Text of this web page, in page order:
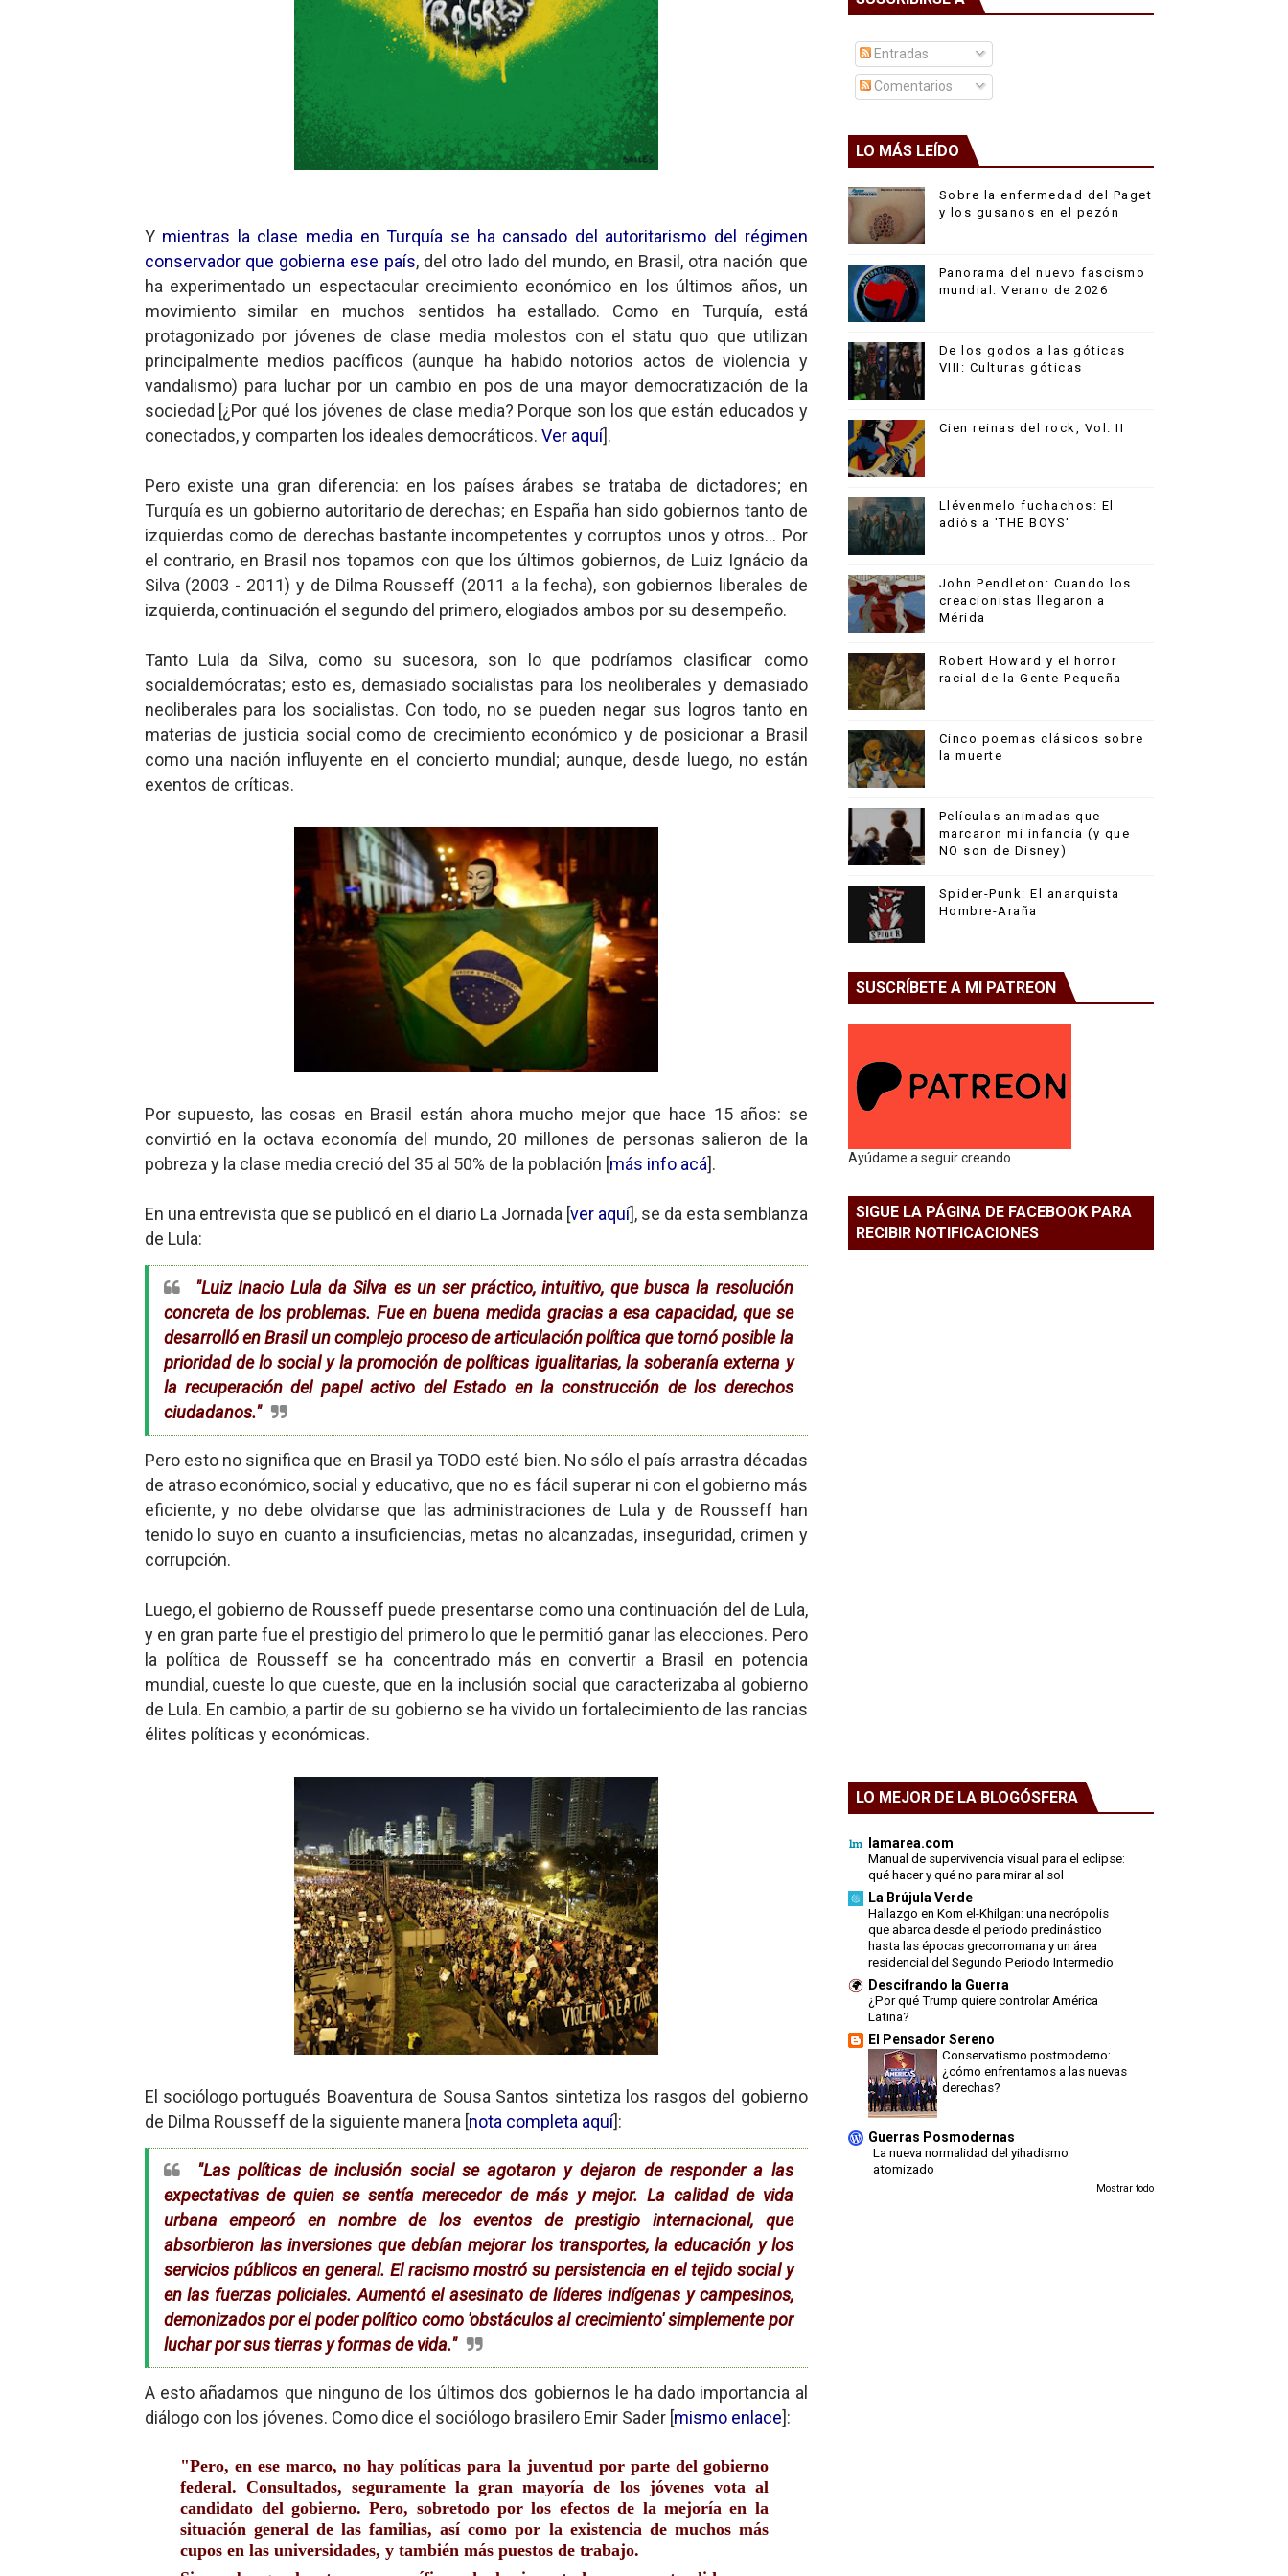
Gentile: Lo que debes entender sobre el fascismo
Definiendo: ¿Qué es el fascismo?
Panorama del nuevo fascismo mundial: Verano de 2026
Llévenmelo fuchachos: El adiós a 'THE BOYS'
Y mientras la clase media en Turquía se ha cansado del autoritarismo del régimen
conservador que gobierna ese país, del otro lado del mundo, en Brasil, otra nación que
ha experimentado un espectacular crecimiento económico en los últimos años, un
movimiento similar en muchos sentidos ha estallado. Como en Turquía, está
protagonizado por jóvenes de clase media molestos con el statu quo que utilizan
principalmente medios pacíficos (aunque ha habido notorios actos de violencia y
vandalismo) para luchar por un cambio en pos de una mayor democratización de la
sociedad [¿Por qué los jóvenes de clase media? Porque son los que están educados y
conectados, y comparten los ideales democráticos. Ver aquí].
Pero existe una gran diferencia: en los países árabes se trataba de dictadores; en
Turquía es un gobierno autoritario de derechas; en España han sido gobiernos tanto de
izquierdas como de derechas bastante incompetentes y corruptos unos y otros... Por
el contrario, en Brasil nos topamos con que los últimos gobiernos, de Luiz Ignácio da
Silva (2003 - 2011) y de Dilma Rousseff (2011 a la fecha), son gobiernos liberales de
izquierda, continuación el segundo del primero, elogiados ambos por su desempeño.
Tanto Lula da Silva, como su sucesora, son lo que podríamos clasificar como
socialdemócratas; esto es, demasiado socialistas para los neoliberales y demasiado
neoliberales para los socialistas. Con todo, no se pueden negar sus logros tanto en
materias de justicia social como de crecimiento económico y de posicionar a Brasil
como una nación influyente en el concierto mundial; aunque, desde luego, no están
exentos de críticas.
Por supuesto, las cosas en Brasil están ahora mucho mejor que hace 15 años: se
convirtió en la octava economía del mundo, 20 millones de personas salieron de la
pobreza y la clase media creció del 35 al 50% de la población [más info acá].
En una entrevista que se publicó en el diario La Jornada [ver aquí], se da esta semblanza
de Lula:
"Luiz Inacio Lula da Silva es un ser práctico, intuitivo, que busca la resolución
concreta de los problemas. Fue en buena medida gracias a esa capacidad, que se
desarrolló en Brasil un complejo proceso de articulación política que tornó posible la
prioridad de lo social y la promoción de políticas igualitarias, la soberanía externa y
la recuperación del papel activo del Estado en la construcción de los derechos
ciudadanos."
Pero esto no significa que en Brasil ya TODO esté bien. No sólo el país arrastra décadas
de atraso económico, social y educativo, que no es fácil superar ni con el gobierno más
eficiente, y no debe olvidarse que las administraciones de Lula y de Rousseff han
tenido lo suyo en cuanto a insuficiencias, metas no alcanzadas, inseguridad, crimen y
corrupción.
Luego, el gobierno de Rousseff puede presentarse como una continuación del de Lula,
y en gran parte fue el prestigio del primero lo que le permitió ganar las elecciones. Pero
la política de Rousseff se ha concentrado más en convertir a Brasil en potencia
mundial, cueste lo que cueste, que en la inclusión social que caracterizaba al gobierno
de Lula. En cambio, a partir de su gobierno se ha vivido un fortalecimiento de las rancias
élites políticas y económicas.
El sociólogo portugués Boaventura de Sousa Santos sintetiza los rasgos del gobierno
de Dilma Rousseff de la siguiente manera [nota completa aquí]:
"Las políticas de inclusión social se agotaron y dejaron de responder a las
expectativas de quien se sentía merecedor de más y mejor. La calidad de vida
urbana empeoró en nombre de los eventos de prestigio internacional, que
absorbieron las inversiones que debían mejorar los transportes, la educación y los
servicios públicos en general. El racismo mostró su persistencia en el tejido social y
en las fuerzas policiales. Aumentó el asesinato de líderes indígenas y campesinos,
demonizados por el poder político como 'obstáculos al crecimiento' simplemente por
luchar por sus tierras y formas de vida."
A esto añadamos que ninguno de los últimos dos gobiernos le ha dado importancia al
diálogo con los jóvenes. Como dice el sociólogo brasilero Emir Sader [mismo enlace]:
"Pero, en ese marco, no hay políticas para la juventud por parte del gobierno
federal. Consultados, seguramente la gran mayoría de los jóvenes vota al
candidato del gobierno. Pero, sobretodo por los efectos de la mejoría en la
situación general de las familias, así como por la existencia de muchos más
cupos en las universidades, y también más puestos de trabajo.
Entradas
Comentarios
LO MÁS LEÍDO
Sobre la enfermedad del Paget
y los gusanos en el pezón
Panorama del nuevo fascismo
mundial: Verano de 2026
De los godos a las góticas
VIII: Culturas góticas
Cien reinas del rock, Vol. II
Llévenmelo fuchachos: El
adiós a 'THE BOYS'
John Pendleton: Cuando los
creacionistas llegaron a
Mérida
Robert Howard y el horror
racial de la Gente Pequeña
Cinco poemas clásicos sobre
la muerte
Películas animadas que
marcaron mi infancia (y que
NO son de Disney)
Spider-Punk: El anarquista
Hombre-Araña
SUSCRÍBETE A MI PATREON
Ayúdame a seguir creando
SIGUE LA PÁGINA DE FACEBOOK PARA
RECIBIR NOTIFICACIONES
LO MEJOR DE LA BLOGÓSFERA
lamarea.com
Manual de supervivencia visual para el eclipse:
qué hacer y qué no para mirar al sol
La Brújula Verde
Hallazgo en Kom el-Khilgan: una necrópolis
que abarca desde el periodo predinástico
hasta las épocas grecorromana y un área
residencial del Segundo Periodo Intermedio
Descifrando la Guerra
¿Por qué Trump quiere controlar América
Latina?
El Pensador Sereno
Conservatismo postmoderno:
¿cómo enfrentamos a las nuevas
derechas?
Guerras Posmodernas
La nueva normalidad del yihadismo
atomizado
Mostrar todo